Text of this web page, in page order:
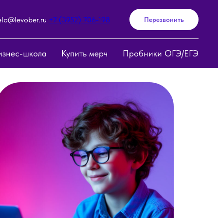
+7 (3952) 706-198 Перезвонить
школа Купить мерч Пробники ОГЭ/ЕГЭ